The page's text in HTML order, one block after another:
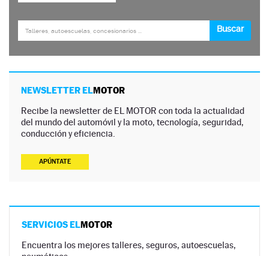
NEWSLETTER ELMOTOR
Recibe la newsletter de EL MOTOR con toda la actualidad
del mundo del automóvil y la moto, tecnología, seguridad,
conducción y eficiencia.
APÚNTATE
SERVICIOS ELMOTOR
Encuentra los mejores talleres, seguros, autoescuelas,